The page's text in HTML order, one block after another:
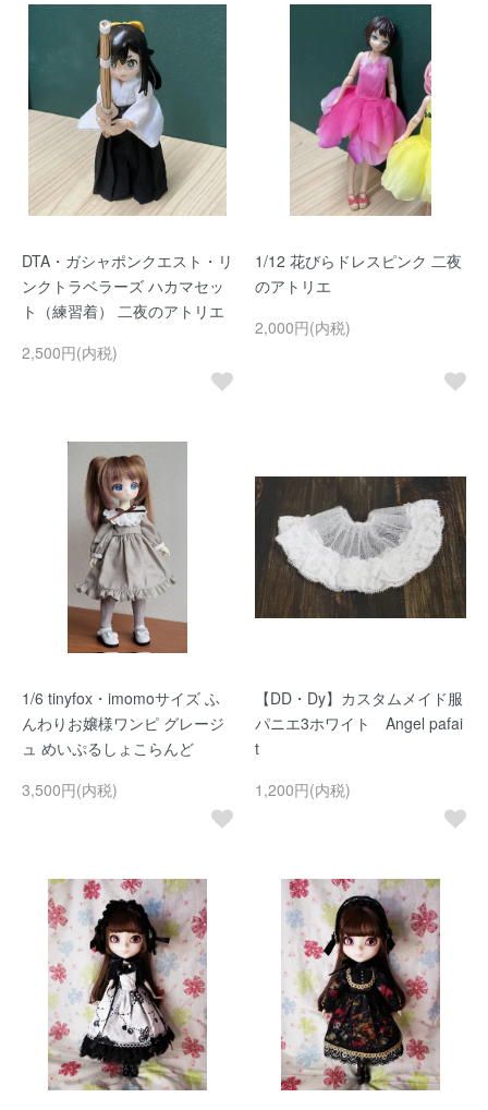
DTA・ガシャポンクエスト・リ
ンクトラベラーズ ハカマセッ
ト（練習着） 二夜のアトリエ
2,500円(内税)
1/12 花びらドレスピンク 二夜
のアトリエ
2,000円(内税)
1/6 tinyfox・imomoサイズ ふ
んわりお嬢様ワンピ グレージ
ュ めいぷるしょこらんど
3,500円(内税)
【DD・Dy】カスタムメイド服
パニエ3ホワイト Angel pafai
t
1,200円(内税)